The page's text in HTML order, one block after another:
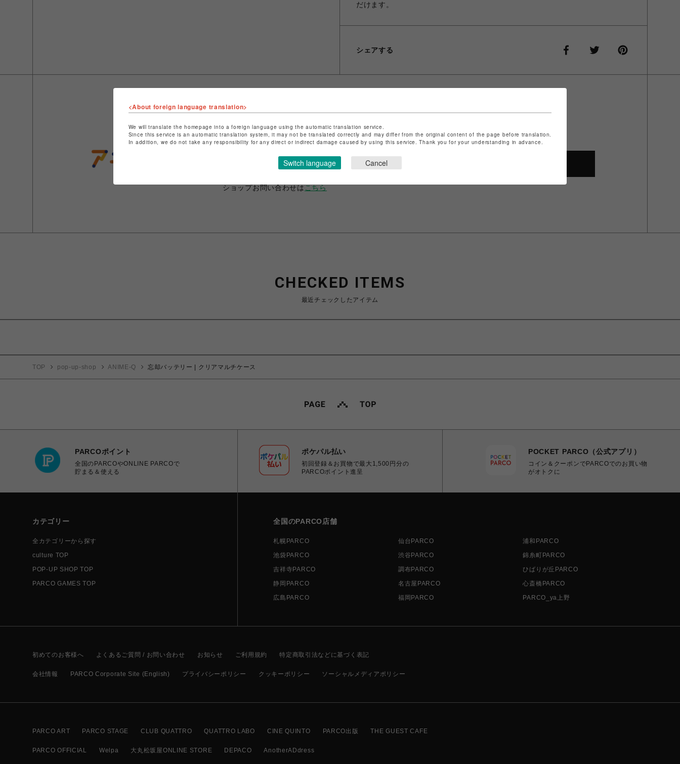
だけます。
シェアする
ショップ名
ANIME-Q
ショップお問い合わせは こちら
CHECKED ITEMS
最近チェックしたアイテム
TOP pop-up-shop ANIME-Q 忘却バッテリー | クリアマルチケース
PARCOポイント
全国のPARCOやONLINE PARCOで
貯まる＆使える
ポケパル払い
初回登録＆お買物で最大1,500円分の
PARCOポイント進呈
POCKET PARCO（公式アプリ）
コイン＆クーポンでPARCOでのお買い物
がオトクに
カテゴリー
全カテゴリーから探す
culture TOP
POP-UP SHOP TOP
PARCO GAMES TOP
全国のPARCO店舗
札幌PARCO 仙台PARCO
浦和PARCO
池袋PARCO
渋谷PARCO
錦糸町PARCO
吉祥寺PARCO
調布PARCO
ひばりが丘PARCO
静岡PARCO
名古屋PARCO
心斎橋PARCO
広島PARCO
福岡PARCO PARCO_ya上野
初めてのお客様へ よくあるご質問 / お問い合わせ お知らせ ご利用規約 特定商取引法などに基づく表記
会社情報 PARCO Corporate Site (English) プライバシーポリシー クッキーポリシー ソーシャルメディアポリシー
PARCO ART PARCO STAGE CLUB QUATTRO QUATTRO LABO CINE QUINTO PARCO出版 THE GUEST CAFE
PARCO OFFICIAL Welpa 大丸松坂屋ONLINE STORE DEPACO AnotherADdress
<About foreign language translation>
We will translate the homepage into a foreign language using the automatic translation service.
Since this service is an automatic translation system, it may not be translated correctly and may differ from the original content of the page before translation.
In addition, we do not take any responsibility for any direct or indirect damage caused by using this service. Thank you for your understanding in advance.
Switch language Cancel